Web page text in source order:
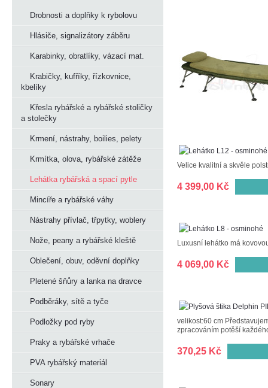
Drobnosti a doplňky k rybolovu
Hlásiče, signalizátory záběru
Karabinky, obratlíky, vázací mat.
Krabičky, kufříky, řízkovnice,
kbelíky
Křesla rybářské a rybářské stoličky
a stolečky
Krmení, nástrahy, boilies, pelety
Krmítka, olova, rybářské zátěže
Lehátka rybářská a spací pytle
Mincíře a rybářské váhy
Nástrahy přívlač, třpytky, woblery
Nože, peany a rybářské kleště
Oblečení, obuv, oděvní doplňky
Pletené šňůry a lanka na dravce
Podběráky, sítě a tyče
Podložky pod ryby
Praky a rybářské vrhače
PVA rybářský materiál
Sonary
Velice kvalitní a skvěle
4 399,00 Kč
Luxusní lehátko má
4 069,00 Kč
velikost:60 cm
zpracováním potěší
370,25 Kč